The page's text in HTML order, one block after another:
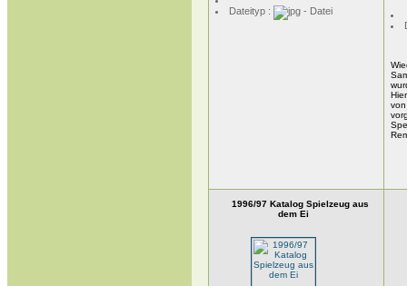
Dateityp :
1996/97 Katalog Spielzeug aus
dem Ei